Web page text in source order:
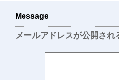
Message
メールアドレスが公開され